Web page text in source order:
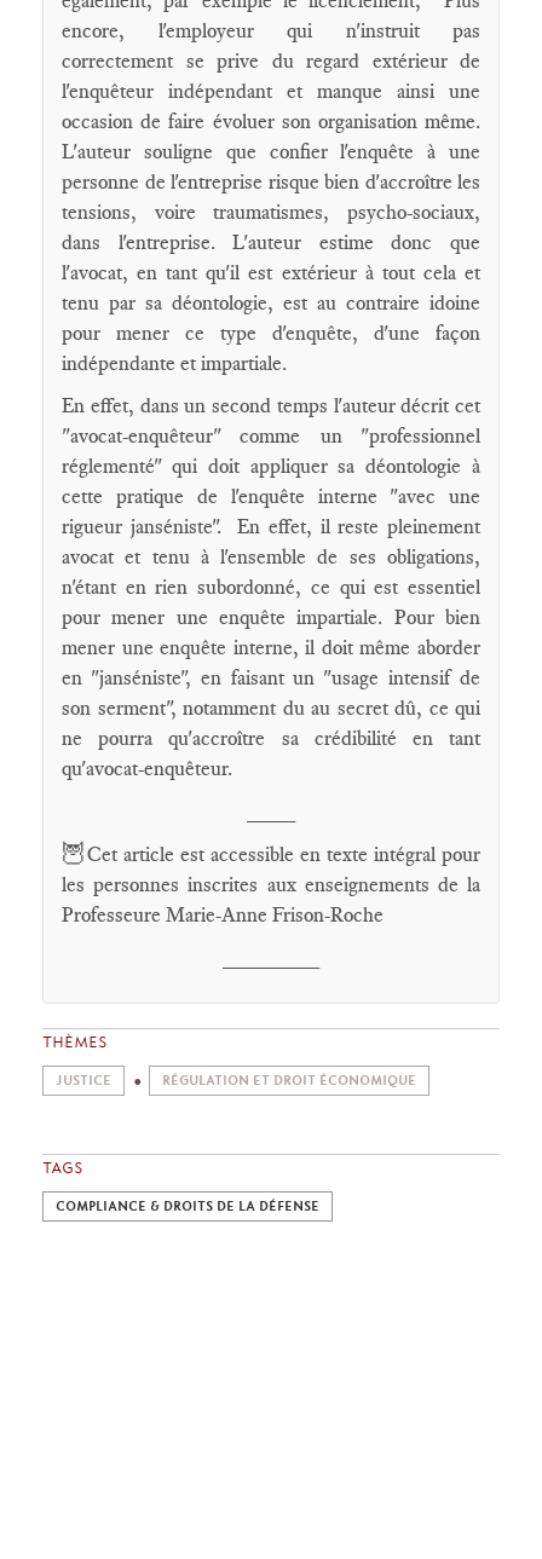
encore, l'employeur qui n'instruit pas
correctement se prive du regard extérieur de
l'enquêteur indépendant et manque ainsi une
occasion de faire évoluer son organisation même.
L'auteur souligne que confier l'enquête à une
personne de l'entreprise risque bien d'accroître les
tensions, voire traumatismes, psycho-sociaux,
dans l'entreprise. L'auteur estime donc que
l'avocat, en tant qu'il est extérieur à tout cela et
tenu par sa déontologie, est au contraire idoine
pour mener ce type d'enquête, d'une façon
indépendante et impartiale.
En effet, dans un second temps l'auteur décrit cet
"avocat-enquêteur" comme un "professionnel
réglementé" qui doit appliquer sa déontologie à
cette pratique de l'enquête interne "avec une
rigueur janséniste". En effet, il reste pleinement
avocat et tenu à l'ensemble de ses obligations,
n'étant en rien subordonné, ce qui est essentiel
pour mener une enquête impartiale. Pour bien
mener une enquête interne, il doit même aborder
en "janséniste", en faisant un "usage intensif de
son serment", notamment du au secret dû, ce qui
ne pourra qu'accroître sa crédibilité en tant
qu'avocat-enquêteur.
🦉Cet article est accessible en texte intégral pour
les personnes inscrites aux enseignements de la
Professeure Marie-Anne Frison-Roche
THÈMES
JUSTICE RÉGULATION ET DROIT ÉCONOMIQUE
TAGS
COMPLIANCE & DROITS DE LA DÉFENSE